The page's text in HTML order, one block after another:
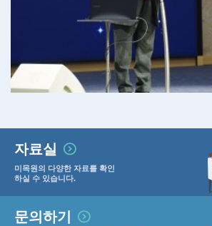
자료실
미목원의 다양한 자료를 확인
하실 수 있습니다.
문의하기